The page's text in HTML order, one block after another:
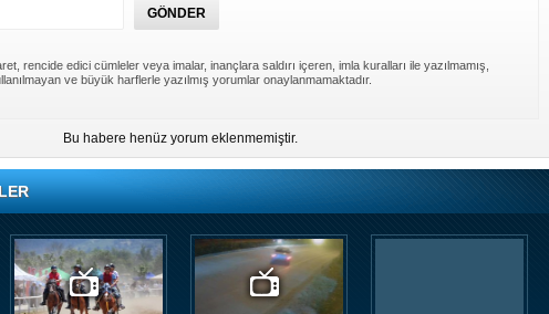
rencide edici cümleler veya imalar, inançlara saldırı içeren, imla kuralları ile yazılmamış,
ve büyük harflerle yazılmış yorumlar onaylanmamaktadır.
Bu habere henüz yorum eklenmemiştir.